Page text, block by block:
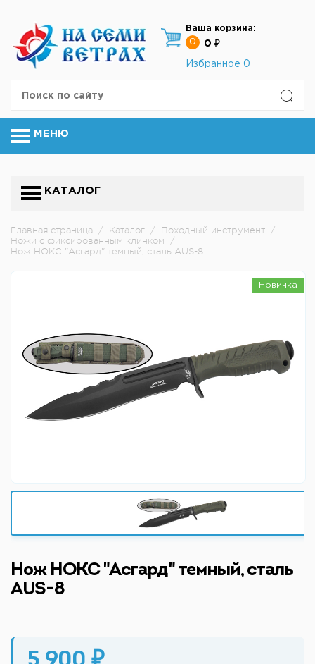
Ваша корзина:
0
0 ₽
Избранное 0
МЕНЮ
КАТАЛОГ
Главная страница / Каталог / Походный инструмент /
Ножи с фиксированным клинком
/
Нож НОКС "Асгард" темный, сталь AUS-8
Новинка
Нож НОКС "Асгард" темный, сталь
AUS-8